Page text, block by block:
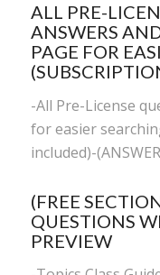
ALL PRE-
ANSWERS
PAGE FOR
-All Pre-License
for easier
included)-
(FREE
QUESTIONS
PREVIEW